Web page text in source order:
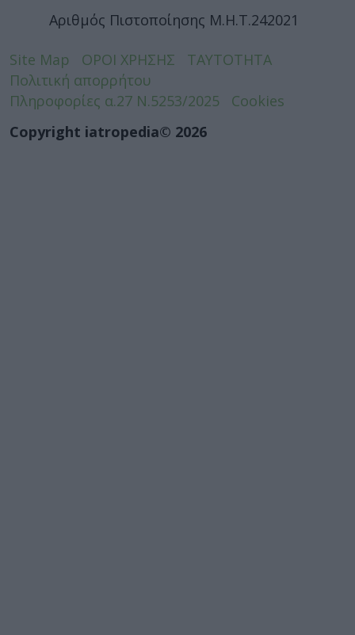
Αριθμός Πιστοποίησης Μ.Η.Τ.242021
Site Map ΟΡΟΙ ΧΡΗΣΗΣ
ΤΑΥΤΟΤΗΤΑ
Πολιτική απορρήτου
Πληροφορίες α.27 Ν.5253/2025
Cookies
Copyright iatropedia© 2026